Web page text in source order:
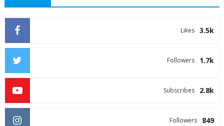
3.5k
Likes
1.7k
Followers
2.8k
Subscribes
849
Followers